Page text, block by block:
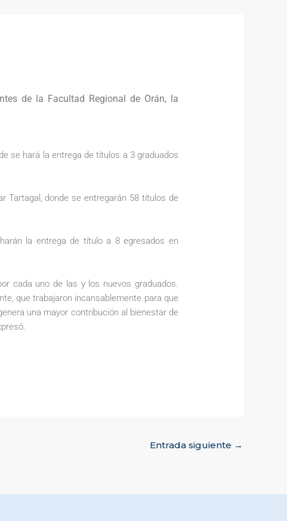
de la Facultad Regional de Orán, la
se hará la entrega de títulos a 3 graduados
Tartagal, donde se entregarán 58 títulos de
la entrega de título a 8 egresados en
cada uno de las y los nuevos graduados.
que trabajaron incansablemente para que
una mayor contribución al bienestar de
Entrada siguiente →